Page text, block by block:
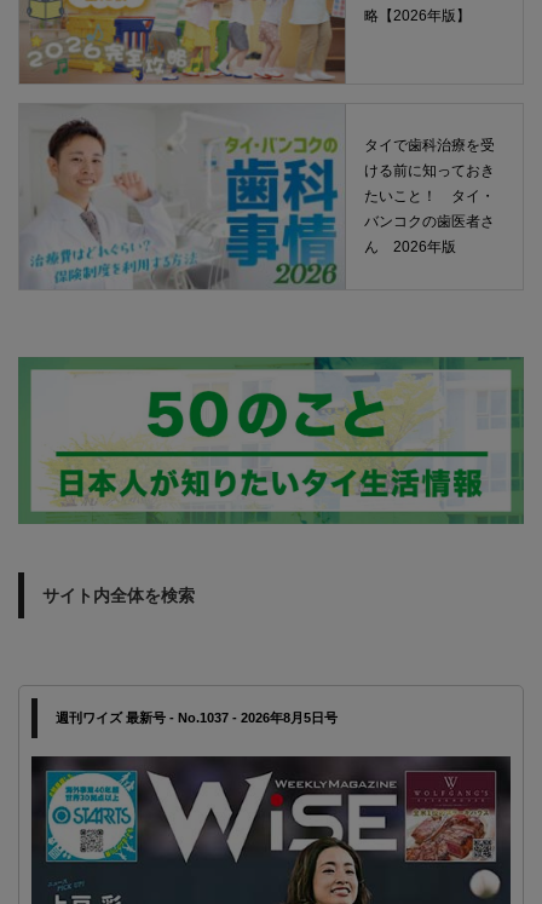
略【2026年版】
タイで歯科治療を受
ける前に知っておき
たいこと！ タイ・
バンコクの歯医者さ
ん 2026年版
サイト内全体を検索
週刊ワイズ 最新号 - No.1037 - 2026年8月5日号